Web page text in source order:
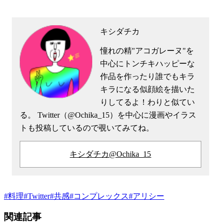
キシダチカ
憧れの精"アコガレーヌ"を
中心にトンチキハッピーな
作品を作ったり誰でもキラ
キラになる似顔絵を描いた
りしてるよ！わりと似てい
る。 Twitter（@Ochika_15）を中心に漫画やイラス
トも投稿しているので覗いてみてね。
キシダチカ@Ochika_15
#料理#Twitter#共感#コンプレックス#アリシー
関連記事